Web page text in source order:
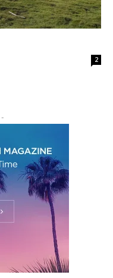
2
-